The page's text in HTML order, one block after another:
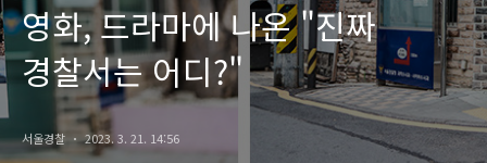
영화, 드라마에 나온 "진짜
경찰서는 어디?"
서울경찰 2023. 3. 21. 14:56